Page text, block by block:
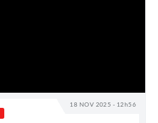
18 NOV 2025 - 12h56